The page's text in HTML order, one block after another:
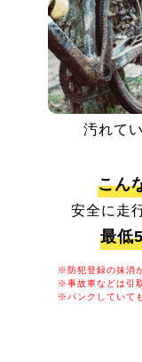
汚れて
こん
安全に走
最低
※防犯登録の抹消
※事故車などは引
※パンクしていて